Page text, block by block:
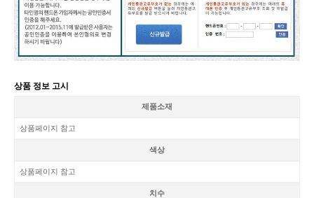
상품 정보 고시
제품소재
상품페이지 참고
색상
상품페이지 참고
치수